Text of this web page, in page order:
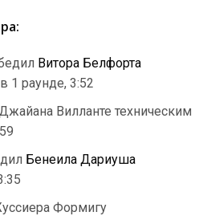
Витора Белфорта
1 раунде, 3:52
Вилланте техническим
Бенеила Дариуша
Формигу